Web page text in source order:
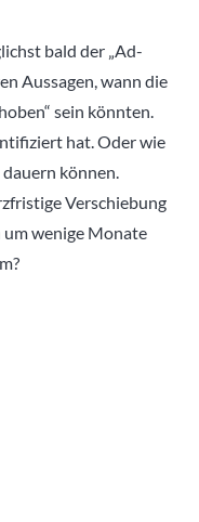
bald der „Ad-
Aussagen, wann die
sein könnten.
hat. Oder wie
können.
Verschiebung
wenige Monate